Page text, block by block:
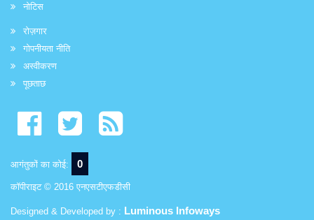
नोटिस
रोज़गार
गोपनीयता नीति
अस्वीकरण
पूछताछ
आगंतुकों का कोई: 0
कॉपीराइट © 2016 एनएसटीएफडीसी
Designed & Developed by : Luminous Infoways